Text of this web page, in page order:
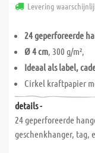
Levering
24 geperforeerde
Ø 4 cm, 300 g/m²,
Ideaal als label,
Cirkel kraftpapier
details -
24 geperforeerde
geschenkhanger, tag,